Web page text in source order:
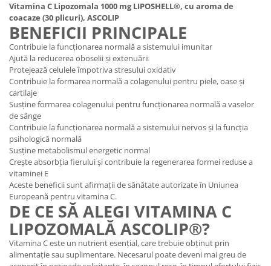
Vitamina C Lipozomala 1000 mg LIPOSHELL®, cu aroma de
coacaze (30 plicuri), ASCOLIP
BENEFICII PRINCIPALE
Contribuie la funcționarea normală a sistemului imunitar
Ajută la reducerea oboselii și extenuării
Protejează celulele împotriva stresului oxidativ
Contribuie la formarea normală a colagenului pentru piele, oase și
cartilaje
Susține formarea colagenului pentru funcționarea normală a vaselor
de sânge
Contribuie la funcționarea normală a sistemului nervos și la funcția
psihologică normală
Susține metabolismul energetic normal
Crește absorbția fierului și contribuie la regenerarea formei reduse a
vitaminei E
Aceste beneficii sunt afirmații de sănătate autorizate în Uniunea
Europeană pentru vitamina C.
DE CE SĂ ALEGI VITAMINA C
LIPOZOMALĂ ASCOLIP®?
Vitamina C este un nutrient esențial, care trebuie obținut prin
alimentație sau suplimentare. Necesarul poate deveni mai greu de